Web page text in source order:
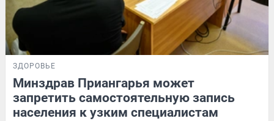
ЗДОРОВЬЕ
Минздрав Приангарья может
запретить самостоятельную запись
населения к узким специалистам